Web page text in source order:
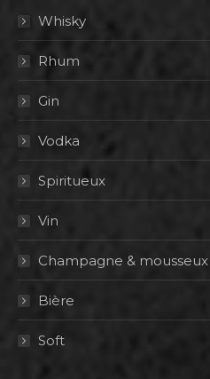
Whisky
Rhum
Gin
Vodka
Spiritueux
Vin
Champagne & mousseux
Bière
Soft